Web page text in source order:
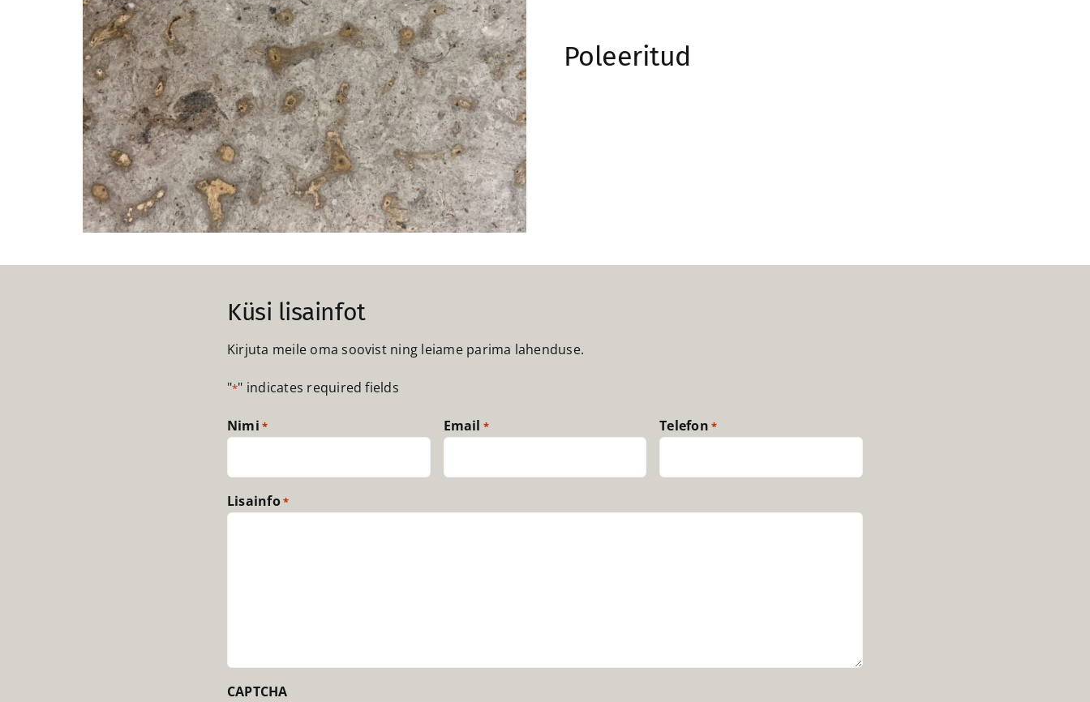
Poleeritud
Küsi lisainfot
Kirjuta meile oma soovist ning leiame parima lahenduse.
"*" indicates required fields
Nimi * Email * Telefon *
Lisainfo*
CAPTCHA